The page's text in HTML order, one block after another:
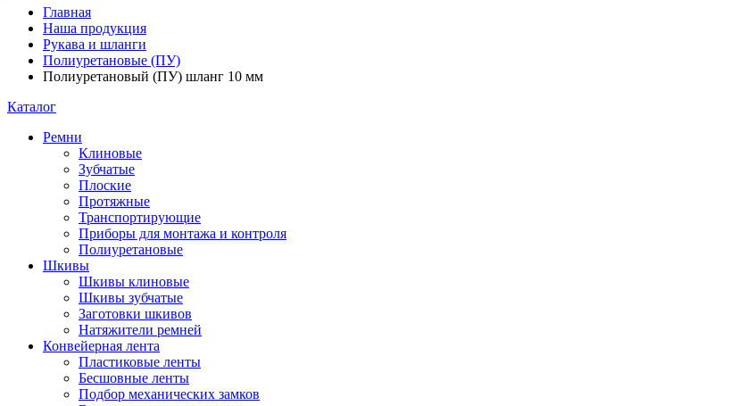
Главная
Наша продукция
Рукава и шланги
Полиуретановые (ПУ)
Полиуретановый (ПУ) шланг 10 мм
Каталог
Ремни
Клиновые
Зубчатые
Плоские
Протяжные
Транспортирующие
Приборы для монтажа и контроля
Полиуретановые
Шкивы
Шкивы клиновые
Шкивы зубчатые
Заготовки шкивов
Натяжители ремней
Конвейерная лента
Пластиковые ленты
Бесшовные ленты
Подбор механических замков